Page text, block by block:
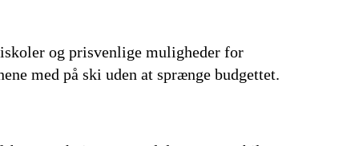
og prisvenlige muligheder for
med på ski uden at sprænge budgettet.